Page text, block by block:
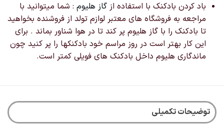
باد کردن بادکنک با استفاده از گاز هلیوم: شما میتوانید با
مراجعه به فروشگاه های معتبر لوازم تولد از فروشنده بخواهید
تا بادکنک را با گاز هلیوم پر کند تا در هوا شناور بماند . برای
این کار بهتر است در روز مراسم خود بادکنکها را پر کنید چون
ماندگاری هلیوم داخل بادکنک های فویلی کمتر است.
توضیحات تکمیلی